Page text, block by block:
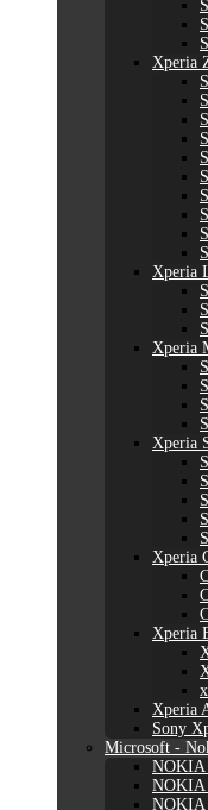
Xperia
Xperia
Xperia
Xperia
Xperia
Xperia
Xperia
Sony
Microsoft -
NOKIA
NOKIA
NOKIA